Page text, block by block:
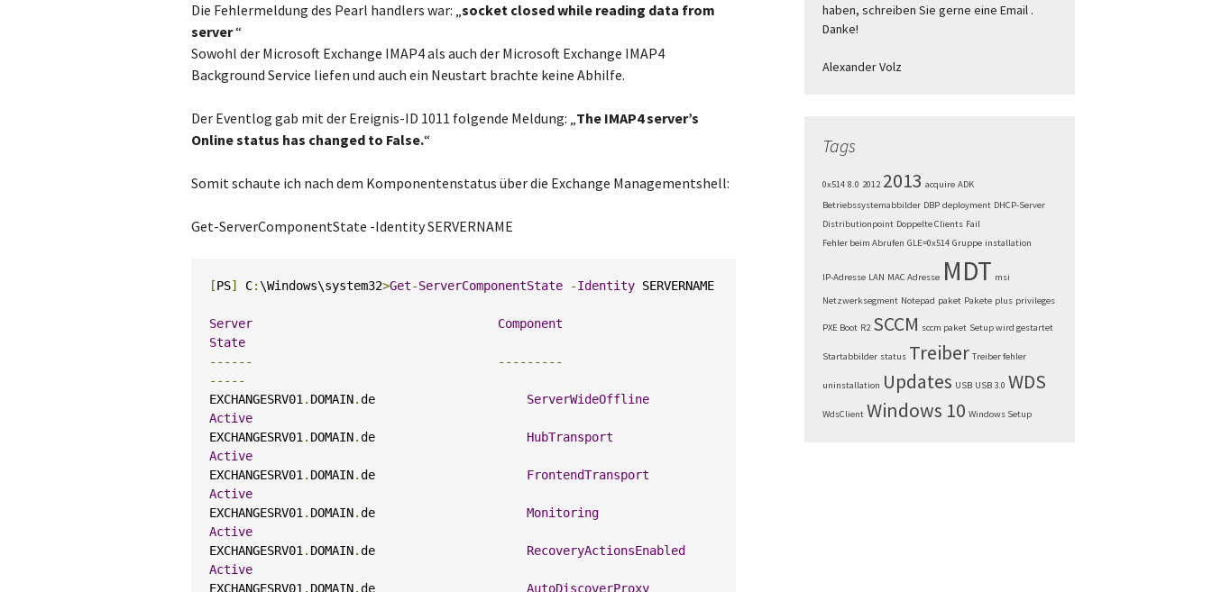
Die Fehlermeldung des Pearl handlers war: „socket closed while reading data from
server“
Sowohl der Microsoft Exchange IMAP4 als auch der Microsoft Exchange IMAP4
Background Service liefen und auch ein Neustart brachte keine Abhilfe.
Der Eventlog gab mit der Ereignis-ID 1011 folgende Meldung: „The IMAP4 server’s
Online status has changed to False.“
Somit schaute ich nach dem Komponentenstatus über die Exchange Managementshell:
Get-ServerComponentState -Identity SERVERNAME
[PS] C:\Windows\system32>Get-ServerComponentState -Identity SERVERNAME
Server
Component
State
------
---------
-----
EXCHANGESRV01 . DOMAIN.de ServerWideOffline
Active
EXCHANGESRV01 . DOMAIN.de HubTransport
Active
EXCHANGESRV01 . DOMAIN.de FrontendTransport
Active
EXCHANGESRV01 . DOMAIN.de Monitoring
Active
EXCHANGESRV01 . DOMAIN.de RecoveryActionsEnabled
Active
EXCHANGESRV01 . DOMAIN.de AutoDiscoverProxy
haben, schreiben Sie gerne eine Email .
Danke!
Alexander Volz
Tags
0x514 8.0 2012 2013 acquire ADK
Betriebssystemabbilder DBP deployment DHCP-Server
Distributionpoint Doppelte Clients Fail
Fehler beim Abrufen GLE=0x514 Gruppe installation
IP-Adresse LAN MAC Adresse MDT msi
Netzwerksegment Notepad paket Pakete plus privileges
PXE Boot R2 SCCM sccm paket Setup wird gestartet
Startabbilder status Treiber Treiber fehler
uninstallation Updates USB USB 3.0 WDS
WdsClient Windows 10 Windows Setup